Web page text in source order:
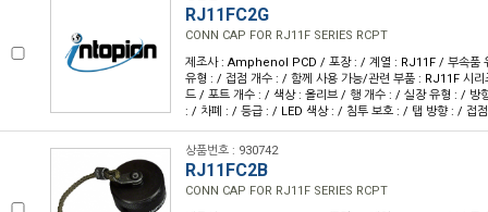
RJ11FC2G
CONN CAP FOR RJ11F SERIES RCPT
제조사 : Amphenol PCD / 포장 : / 계열 : RJ11F / 부속품
유형 : / 접점 개수 : / 함께 사용 가능/관련 부품 : RJ11F 시
드 / 포트 개수 : / 색상 : 올리브 / 행 개수 : / 실장 유형 : / 방
: / 차폐 : / 등급 : / LED 색상 : / 침투 보호 : / 탭 방향 : / 접
상품번호 : 930742
RJ11FC2B
CONN CAP FOR RJ11F SERIES RCPT